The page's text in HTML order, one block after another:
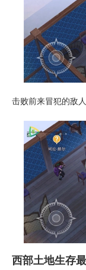
击败前来冒犯的敌
西部土地生存